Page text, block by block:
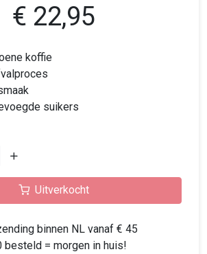
€ 22,95
koffie
suikers
Uitverkocht
binnen NL vanaf € 45
besteld = morgen in huis!